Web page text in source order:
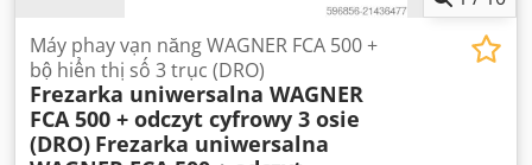
Máy phay vạn năng WAGNER FCA 500 +
bộ hiển thị số 3 trục (DRO)
Frezarka uniwersalna WAGNER
FCA 500 + odczyt cyfrowy 3 osie
(DRO) Frezarka uniwersalna